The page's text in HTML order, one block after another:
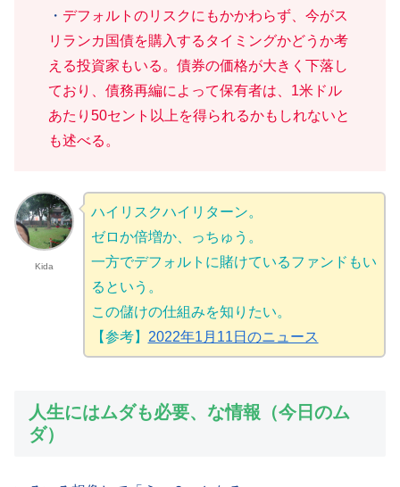
・ デフォルトのリスクにもかかわらず、今がス
リランカ国債を購入するタイミングかどうか考
える投資家もいる。債券の価格が大きく下落し
ており、債務再編によって保有者は、1米ドル
あたり50セント以上を得られるかもしれないと
も述べる。
Kida
ハイリスクハイリターン。
ゼロか倍増か、っちゅう。
一方でデフォルトに賭けているファンドもい
るという。
この儲けの仕組みを知りたい。
【参考】 2022年1月11日のニュース
人生にはムダも必要、な情報（今日のム
ダ）